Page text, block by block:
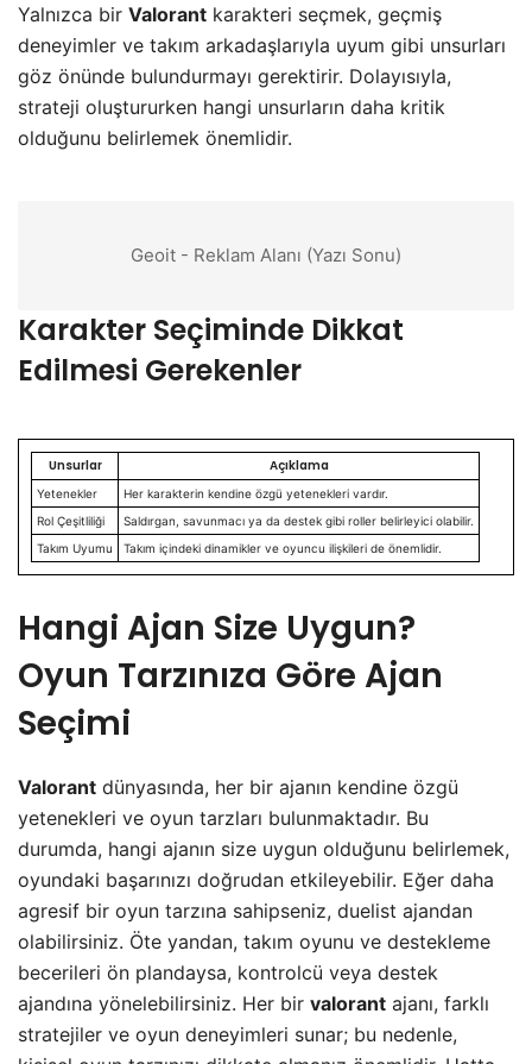
Yalnızca bir Valorant karakteri seçmek, geçmiş
deneyimler ve takım arkadaşlarıyla uyum gibi unsurları
göz önünde bulundurmayı gerektirir. Dolayısıyla,
strateji oluştururken hangi unsurların daha kritik
olduğunu belirlemek önemlidir.
Geoit - Reklam Alanı (Yazı Sonu)
Karakter Seçiminde Dikkat
Edilmesi Gerekenler
Unsurlar Açıklama
Yetenekler
Her karakterin kendine özgü yetenekleri vardır.
Rol Çeşitliliği
Saldırgan, savunmacı ya da destek gibi roller belirleyici olabilir.
Takım Uyumu
Takım içindeki dinamikler ve oyuncu ilişkileri de önemlidir.
Hangi Ajan Size Uygun?
Oyun Tarzınıza Göre Ajan
Seçimi
Valorant dünyasında, her bir ajanın kendine özgü
yetenekleri ve oyun tarzları bulunmaktadır. Bu
durumda, hangi ajanın size uygun olduğunu belirlemek,
oyundaki başarınızı doğrudan etkileyebilir. Eğer daha
agresif bir oyun tarzına sahipseniz, duelist ajandan
olabilirsiniz. Öte yandan, takım oyunu ve destekleme
becerileri ön plandaysa, kontrolcü veya destek
ajandına yönelebilirsiniz. Her bir valorant ajanı, farklı
stratejiler ve oyun deneyimleri sunar; bu nedenle,